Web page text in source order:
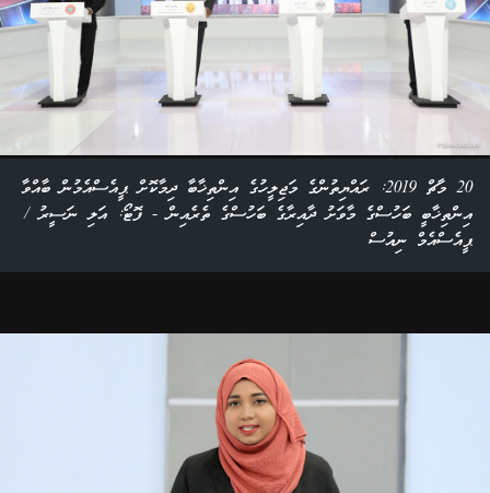
20 މާޗް 2019: ރައްޔިތުންގެ މަޖިލީހުގެ އިންތިޚާބާ ދިމާކޮށް ޕީއެސްއެމުން ބާއްވާ
އިންތިޚާބީ ބަހުސްގެ މާވަށު ދާއިރާގެ ބަހުސްގެ ތެރެއިން - ފޮޓޯ: އަލި ނަސީރު /
ޕީއެސްއެމް ނިއުސް